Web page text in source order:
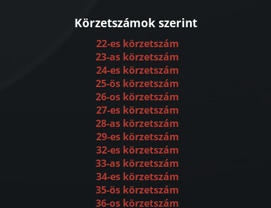
Körzetszámok szerint
22-es körzetszám
23-as körzetszám
24-es körzetszám
25-ös körzetszám
26-os körzetszám
27-es körzetszám
28-as körzetszám
29-es körzetszám
32-es körzetszám
33-as körzetszám
34-es körzetszám
35-ös körzetszám
36-os körzetszám